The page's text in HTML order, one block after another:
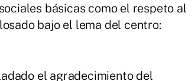
básicas como el respeto al
bajo el lema del centro:
el agradecimiento del